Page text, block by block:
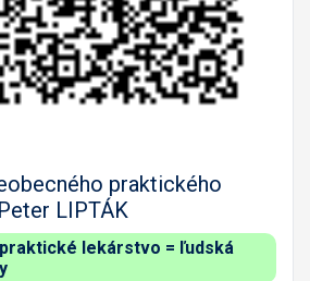
praktického
LIPTÁK
lekárstvo = ľudská